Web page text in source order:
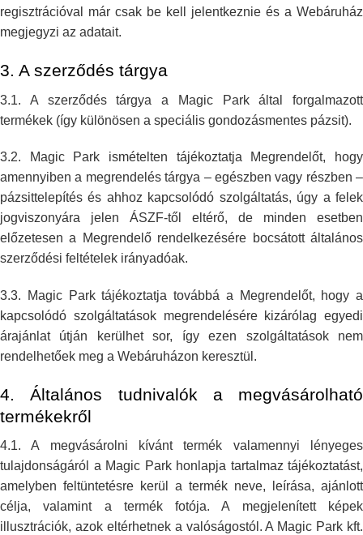
regisztrációval már csak be kell jelentkeznie és a Webáruház
megjegyzi az adatait.
3. A szerződés tárgya
3.1. A szerződés tárgya a Magic Park által forgalmazott
termékek (így különösen a speciális gondozásmentes pázsit).
3.2. Magic Park ismételten tájékoztatja Megrendelőt, hogy
amennyiben a megrendelés tárgya – egészben vagy részben –
pázsittelepítés és ahhoz kapcsolódó szolgáltatás, úgy a felek
jogviszonyára jelen ÁSZF-től eltérő, de minden esetben
előzetesen a Megrendelő rendelkezésére bocsátottáltalános
szerződési feltételek irányadóak.
3.3. Magic Park tájékoztatja továbbá a Megrendelőt, hogy a
kapcsolódó szolgáltatások megrendelésére kizárólag egyedi
árajánlat útján kerülhetsor, így ezen szolgáltatások nem
rendelhetőek meg a Webáruházon keresztül.
4. Általános tudnivalók a megvásárolható
termékekről
4.1. A megvásárolni kívánt termék valamennyi lényeges
tulajdonságáról a Magic Park honlapja tartalmaz tájékoztatást,
amelyben feltüntetésre kerül a termék neve, leírása, ajánlott
célja, valamint a termék fotója. A megjelenített képek
illusztrációk, azok eltérhetnek a valóságostól. A Magic Park kft.